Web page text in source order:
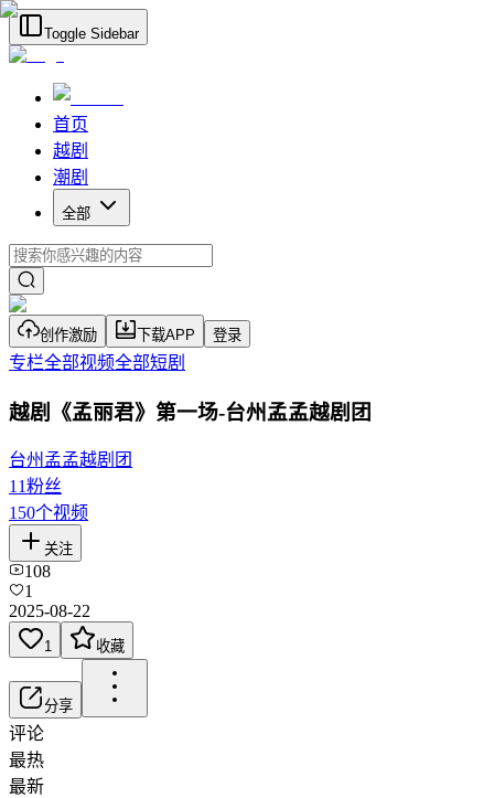
Toggle Sidebar
首页
越剧
潮剧
全部
创作激励 下载APP 登录
专栏全部视频全部短剧
越剧《孟丽君》第一场-台州孟孟越剧团
台州孟孟越剧团
11粉丝
150个视频
关注
108
1
2025-08-22
1 收藏
分享
评论
最热
最新